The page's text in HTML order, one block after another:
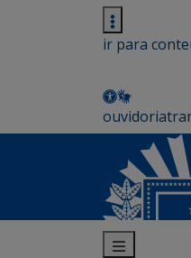
ir para
ouvidoria